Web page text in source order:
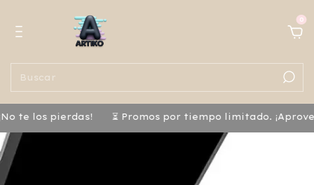
0
te los pierdas! ⏳ Promos por tiempo limitado.